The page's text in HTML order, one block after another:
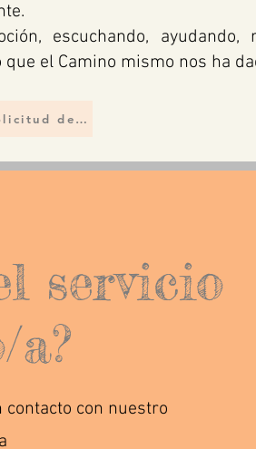
escuchando, ayudando,
el Camino mismo nos ha
DESCARGAR - Solicitud de Membresía y Solicitud de Hospitalero
servicio
con nuestro